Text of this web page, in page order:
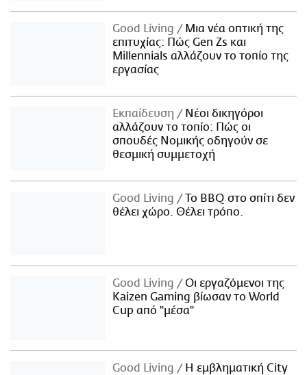
Good Living
Μια νέα οπτική της
επιτυχίας: Πώς Gen Zs και
Millennials αλλάζουν το τοπίο της
εργασίας
Εκπαίδευση
Νέοι δικηγόροι
αλλάζουν το τοπίο: Πώς οι
σπουδές Νομικής οδηγούν σε
θεσμική συμμετοχή
Good Living
Το BBQ στο σπίτι δεν
θέλει χώρο. Θέλει τρόπο.
Good Living
Οι εργαζόμενοι της
Kaizen Gaming βίωσαν το World
Cup από "μέσα"
Good Living
Η εμβληματική City